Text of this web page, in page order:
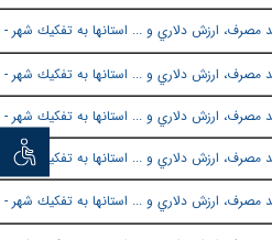
توان
مصرف، ارزش دلاري و ... استانها به تفكيك شهر
مصرف، ارزش دلاري و ... استانها به تفكيك شهر
مصرف، ارزش دلاري و ... استانها به تفكيك شهر
مصرف، ارزش دلاري و ... استانها به تفكيك شهر
مصرف، ارزش دلاري و ... استانها به تفكيك شهر